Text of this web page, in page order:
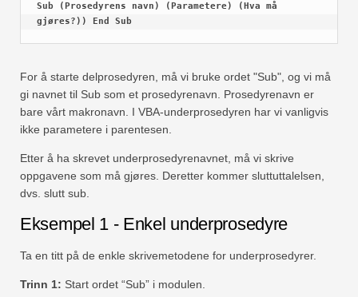
Sub
(Prosedyrens navn) (Parametere) (Hva må
gjøres?)) End Sub
For å starte delprosedyren, må vi bruke ordet "Sub", og vi må
gi navnet til Sub som et prosedyrenavn. Prosedyrenavn er
bare vårt makronavn. I VBA-underprosedyren har vi vanligvis
ikke parametere i parentesen.
Etter å ha skrevet underprosedyrenavnet, må vi skrive
oppgavene som må gjøres. Deretter kommer sluttuttalelsen,
dvs. slutt sub.
Eksempel 1 - Enkel underprosedyre
Ta en titt på de enkle skrivemetodene for underprosedyrer.
Trinn 1: Start ordet “Sub” i modulen.